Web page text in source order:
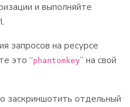
и выполняйте
запросов на ресурсе
это “phantomkey” на свой
заскриншотить отдельный